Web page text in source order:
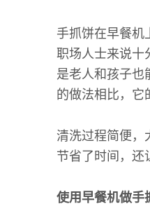
手抓饼在早餐机
职场人士来说十
是老人和孩子也
的做法相比，它
清洗过程简便，
节省了时间，还
使用早餐机做手